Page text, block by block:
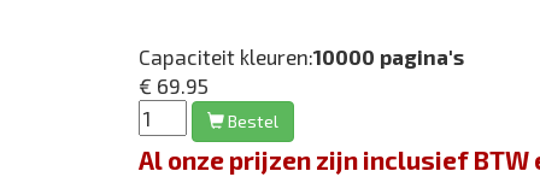
Capaciteit kleuren:10000 pagina's
€ 69.95
Bestel
Al onze prijzen zijn inclusief